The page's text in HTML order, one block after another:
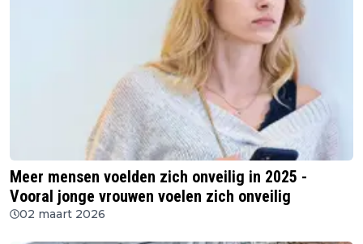
Meer mensen voelden zich onveilig in 2025 -
Vooral jonge vrouwen voelen zich onveilig
02 maart 2026